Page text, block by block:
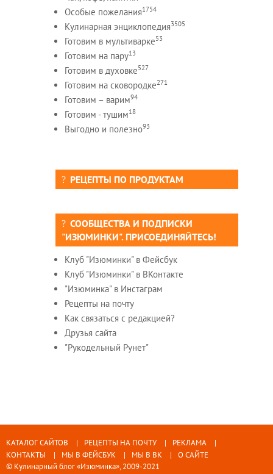
Особые пожелания1754
Кулинарная энциклопедия3505
Готовим в мультиварке53
Готовим на пару13
Готовим в духовке527
Готовим на сковородке271
Готовим – варим94
Готовим - тушим18
Выгодно и полезно93
РЕЦЕПТЫ ПО ПРОДУКТАМ
СООБЩЕСТВА И ПОДПИСКИ
"ИЗЮМИНКИ". ПРИСОЕДИНЯЙТЕСЬ!
Клуб "Изюминки" в Фейсбук
Клуб "Изюминки" в ВКонтакте
"Изюминка" в Инстаграм
Рецепты на почту
Как связаться с редакцией?
Друзья сайта
"Рукодельный Рунет"
КАТАЛОГ САЙТОВ РЕЦЕПТЫ НА ПОЧТУ
РЕКЛАМА
КОНТАКТЫ
МЫ В ФЕЙСБУК МЫ В ВК
О САЙТЕ
© Кулинарный блог «Изюминка», 2009-2021